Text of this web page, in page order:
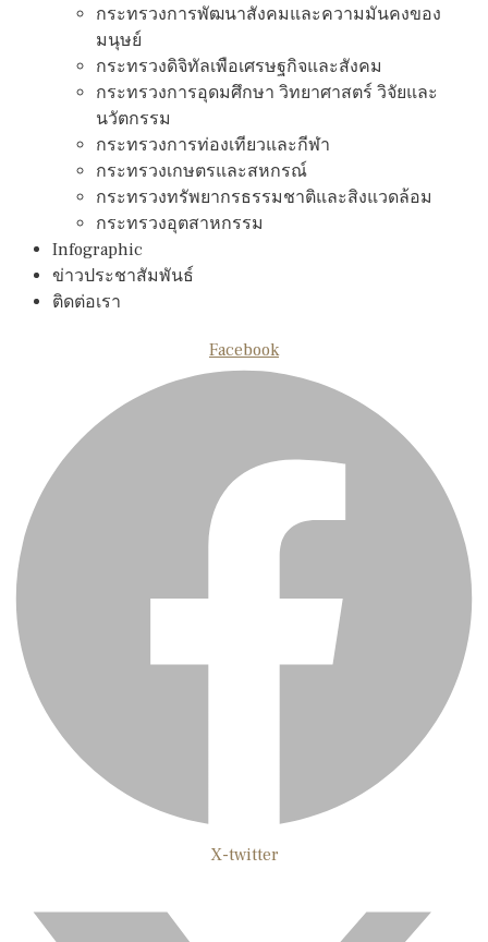
กระทรวงการพัฒนาสังคมและความมันคงของ
มนุษย์
กระทรวงดิจิทัลเพือเศรษฐกิจและสังคม
กระทรวงการอุดมศึกษา วิทยาศาสตร์ วิจัยและ
นวัตกรรม
กระทรวงการท่องเทียวและกีฬา
กระทรวงเกษตรและสหกรณ์
กระทรวงทรัพยากรธรรมชาติและสิงแวดล้อม
กระทรวงอุตสาหกรรม
Infographic
ข่าวประชาสัมพันธ์
ติดต่อเรา
Facebook
X-twitter